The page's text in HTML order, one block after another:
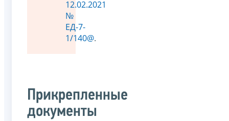
12.02.2021
№
ЕД-7-
1/140@.
Прикрепленные
документы